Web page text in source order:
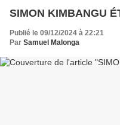
SIMON KIMBANGU
Publié le 09/12/2024 à 22:21
Par Samuel Malonga